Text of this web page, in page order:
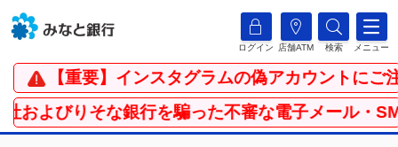
ログイン 店舗ATM 検索 メニュー
【重要】インスタグラムの偽アカウントにご注
びりそな銀行を騙った不審な電子メール・SMS